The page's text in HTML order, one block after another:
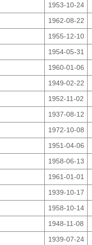
1953-10-24
1962-08-22
1955-12-10
1954-05-31
1960-01-06
1949-02-22
1952-11-02
1937-08-12
1972-10-08
1951-04-06
1958-06-13
1961-01-01
1939-10-17
1958-10-14
1948-11-08
1939-07-24